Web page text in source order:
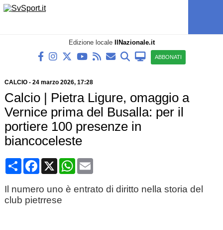
Edizione locale IlNazionale.it
ABBONATI
CALCIO- 24 marzo 2026, 17:28
Calcio | Pietra Ligure, omaggio a
Vernice prima del Busalla: per il
portiere 100 presenze in
biancoceleste
CondividiFacebook
X WhatsApp
Email
Il numero uno è entrato di diritto nella storia del
club pietrrese